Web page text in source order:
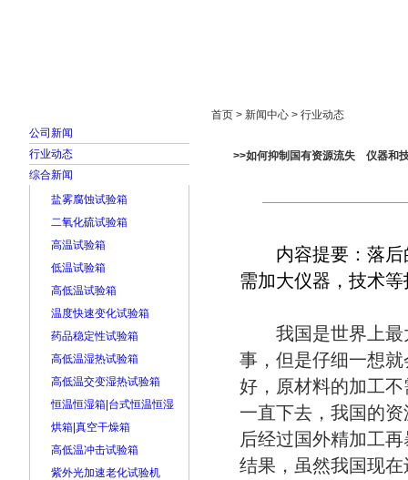
公司新闻
行业动态
综合新闻
盐雾腐蚀试验箱
二氧化硫试验箱
高温试验箱
低温试验箱
高低温试验箱
温度快速变化试验箱
药品稳定性试验箱
高低温湿热试验箱
高低温交变湿热试验箱
恒温恒湿箱|台式恒温恒湿
烘箱|真空干燥箱
高低温冲击试验箱
紫外光加速老化试验机
首页 > 新闻中心 > 行业动态
>>如何抑制国有资源流失 仪器和
内容提要：落后
需加大仪器，技术
我国是世界上最
事，但是仔细一想
好，原材料的加工
一直下去，我国的
后经过国外精加工
结果，虽然我国现